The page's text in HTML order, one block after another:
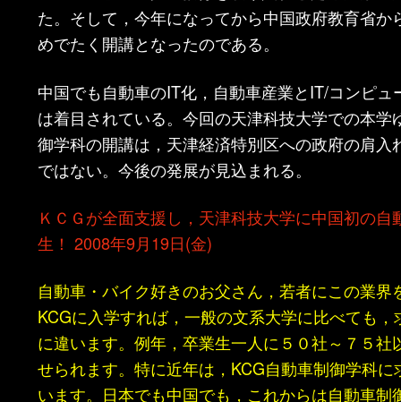
た。そして，今年になってから中国政府教育省か
めでたく開講となったのである。
中国でも自動車のIT化，自動車産業とIT/コンピュ
は着目されている。今回の天津科技大学での本学
御学科の開講は，天津経済特別区への政府の肩入
ではない。今後の発展が見込まれる。
ＫＣＧが全面支援し，天津科技大学に中国初の自
生！ 2008年9月19日(金)
自動車・バイク好きのお父さん，若者にこの業界
KCGに入学すれば，一般の文系大学に比べても，
に違います。例年，卒業生一人に５０社～７５社
せられます。特に近年は，KCG自動車制御学科に
います。日本でも中国でも，これからは自動車制